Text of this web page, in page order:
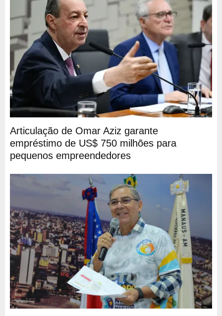
Articulação de Omar Aziz garante
empréstimo de US$ 750 milhões para
pequenos empreendedores